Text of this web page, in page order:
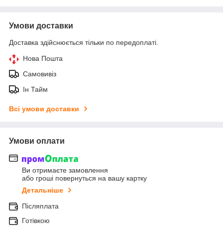
Умови доставки
Доставка здійснюється тільки по передоплаті.
Нова Пошта
Самовивіз
Ін Тайм
Всі умови доставки
Умови оплати
Ви отримаєте замовлення
або гроші повернуться на вашу картку
Детальніше
Післяплата
Готівкою